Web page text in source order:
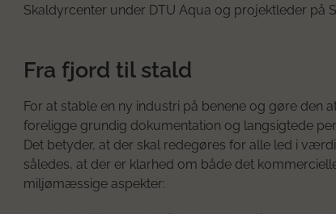
Skaldyrcenter under DTU Aqua og projektleder på
Fra fjord til stald
For at stable en ny industri på benene og gøre den
foreligge grundig dokumentation og langsigtede
Det betyder, at der skal redegøres for alle led i
således, at der er klarhed om både det
miljømæssige aspekter: